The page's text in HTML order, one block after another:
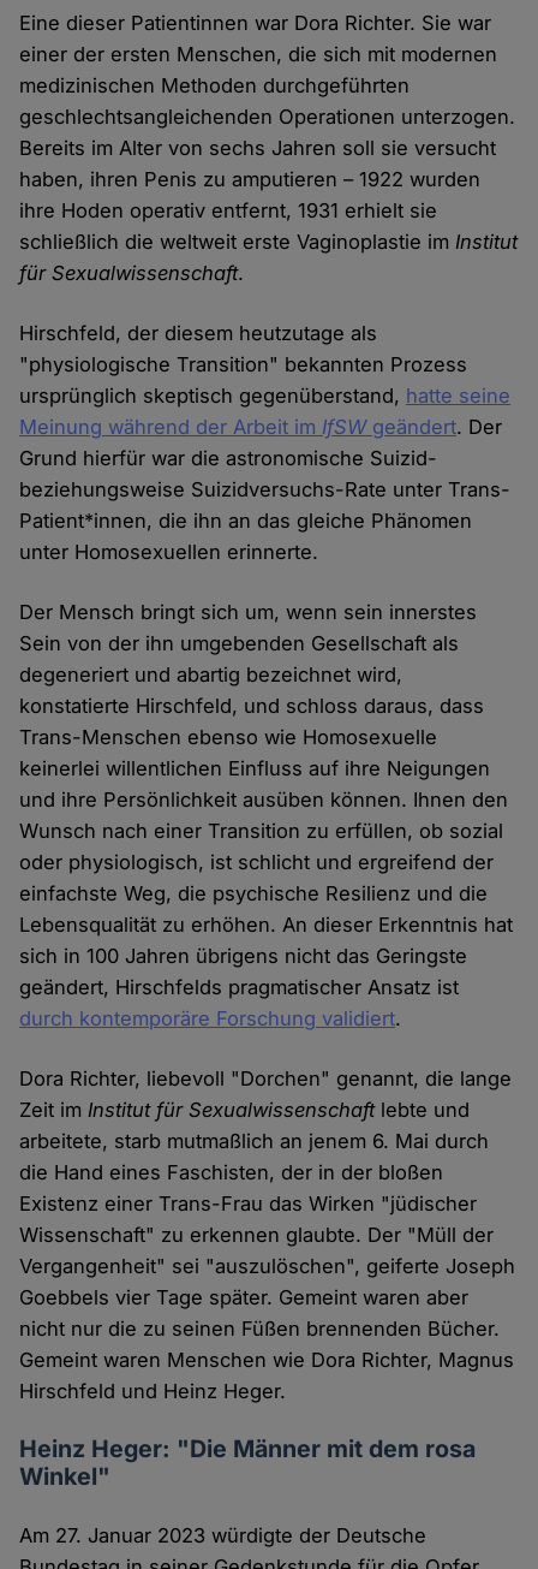
Eine dieser Patientinnen war Dora Richter. Sie war
einer der ersten Menschen, die sich mit modernen
medizinischen Methoden durchgeführten
geschlechtsangleichenden Operationen unterzogen.
Bereits im Alter von sechs Jahren soll sie versucht
haben, ihren Penis zu amputieren – 1922 wurden
ihre Hoden operativ entfernt, 1931 erhielt sie
schließlich die weltweit erste Vaginoplastie im Institut
für Sexualwissenschaft.
Hirschfeld, der diesem heutzutage als
"physiologische Transition" bekannten Prozess
ursprünglich skeptisch gegenüberstand, hatte seine
Meinung während der Arbeit im IfSWgeändert. Der
Grund hierfür war die astronomische Suizid-
beziehungsweise Suizidversuchs-Rate unter Trans-
Patient*innen, die ihn an das gleiche Phänomen
unter Homosexuellen erinnerte.
Der Mensch bringt sich um, wenn sein innerstes
Sein von der ihn umgebenden Gesellschaft als
degeneriert und abartig bezeichnet wird,
konstatierte Hirschfeld, und schloss daraus, dass
Trans-Menschen ebenso wie Homosexuelle
keinerlei willentlichen Einfluss auf ihre Neigungen
und ihre Persönlichkeit ausüben können. Ihnen den
Wunsch nach einer Transition zu erfüllen, ob sozial
oder physiologisch, ist schlicht und ergreifend der
einfachste Weg, die psychische Resilienz und die
Lebensqualität zu erhöhen. An dieser Erkenntnis hat
sich in 100 Jahren übrigens nicht das Geringste
geändert, Hirschfelds pragmatischer Ansatz ist
durch kontemporäre Forschung validiert.
Dora Richter, liebevoll "Dorchen" genannt, die lange
Zeit im Institut für Sexualwissenschaftlebte und
arbeitete, starb mutmaßlich an jenem 6. Mai durch
die Hand eines Faschisten, der in der bloßen
Existenz einer Trans-Frau das Wirken "jüdischer
Wissenschaft" zu erkennen glaubte. Der "Müll der
Vergangenheit" sei "auszulöschen", geiferte Joseph
Goebbels vier Tage später. Gemeint waren aber
nicht nur die zu seinen Füßen brennenden Bücher.
Gemeint waren Menschen wie Dora Richter, Magnus
Hirschfeld und Heinz Heger.
Heinz Heger: "Die Männer mit dem rosa
Winkel"
Am 27. Januar 2023 würdigte der Deutsche